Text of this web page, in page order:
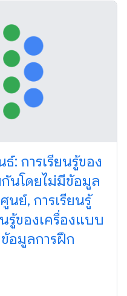
: การเรียนรู้ของ
นโดยไม่มีข้อมูล
ย์, การเรียนรู้
รู้ของเครื่องแบบ
อมูลการฝึก